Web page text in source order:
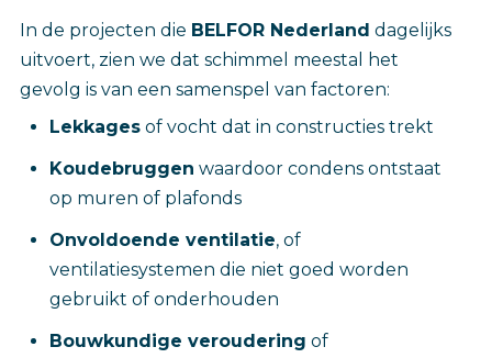
In de projecten die BELFOR Nederland dagelijks
uitvoert, zien we dat schimmel meestal het
gevolg is van een samenspel van factoren:
Lekkages of vocht dat in constructies trekt
Koudebruggen waardoor condens ontstaat
op muren of plafonds
Onvoldoende ventilatie, of
ventilatiesystemen die niet goed worden
gebruikt of onderhouden
Bouwkundige veroudering of